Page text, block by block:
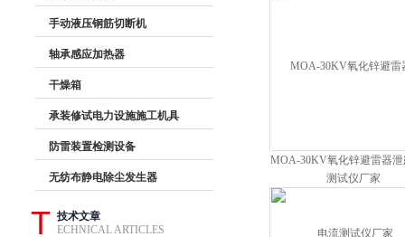
手动液压钢筋切断机
轴承感应加热器
干燥箱
承装修试电力设施施工机具
防雷装置检测设备
无纺布静电除尘发生器
T 技术文章
ECHNICAL ARTICLES
MOA-30KV氧化锌避雷器
测试仪厂家